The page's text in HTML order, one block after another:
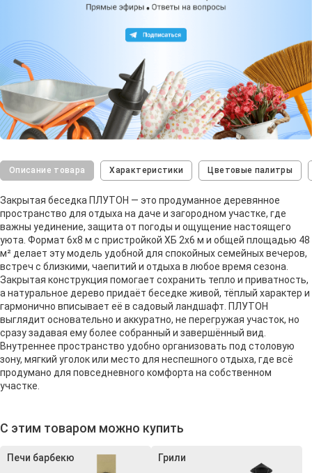
Описание товара Характеристики Цветовые палитры
Закрытая беседка ПЛУТОН — это продуманное деревянное
пространство для отдыха на даче и загородном участке, где
важны уединение, защита от погоды и ощущение настоящего
уюта. Формат 6х8 м с пристройкой ХБ 2х6 м и общей площадью 48
м² делает эту модель удобной для спокойных семейных вечеров,
встреч с близкими, чаепитий и отдыха в любое время сезона.
Закрытая конструкция помогает сохранить тепло и приватность,
а натуральное дерево придаёт беседке живой, тёплый характер и
гармонично вписывает её в садовый ландшафт. ПЛУТОН
выглядит основательно и аккуратно, не перегружая участок, но
сразу задавая ему более собранный и завершённый вид.
Внутреннее пространство удобно организовать под столовую
зону, мягкий уголок или место для неспешного отдыха, где всё
продумано для повседневного комфорта на собственном
участке.
С этим товаром можно купить
Печи барбекю Грили